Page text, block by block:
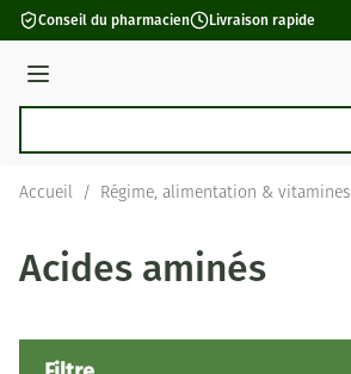
Aller au contenu
Conseil du pharmacien Livraison rapide
Menu
Accueil / Régime, alimentation & vitamines
Acides aminés